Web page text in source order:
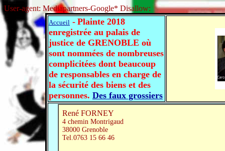
User-agent: Mediapartners-Google* Disallow:
Accueil - Plainte 2018
enregistrée au palais de
justice de GRENOBLE où
sont nommées de nombreuses
complicitées dont beaucoup
de responsables en charge de
la sécurité des biens et des
personnes. Des faux grossiers
René FORNEY
4 chemin Montrigaud
38000 Grenoble
Tel.0763 15 66 46